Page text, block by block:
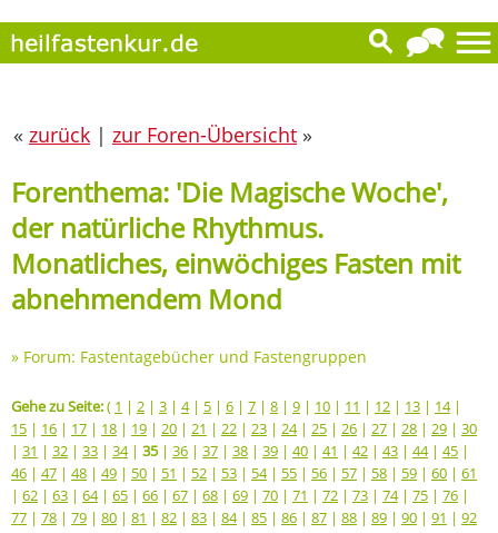
« zurück | zur Foren-Übersicht »
Forenthema: 'Die Magische Woche',
der natürliche Rhythmus.
Monatliches, einwöchiges Fasten mit
abnehmendem Mond
» Forum: Fastentagebücher und Fastengruppen
Gehe zu Seite:( 1 | 2 | 3 | 4| 5 | 6 | 7 | 8 | 9 | 10 | 11 | 12 | 13 | 14|
15 | 16 | 17 | 18 | 19 | 20 | 21 | 22 | 23 | 24| 25 | 26 | 27 | 28 | 29 | 30
| 31 | 32 | 33 | 34| 35| 36 | 37 | 38 | 39 | 40 | 41 | 42 | 43 | 44| 45 |
46 | 47 | 48 | 49 | 50 | 51 | 52 | 53 | 54| 55 | 56 | 57 | 58 | 59 | 60 | 61
| 62 | 63 | 64| 65 | 66 | 67 | 68 | 69 | 70 | 71 | 72 | 73 | 74| 75 | 76 |
77 | 78 | 79 | 80 | 81 | 82 | 83 | 84| 85 | 86 | 87 | 88 | 89 | 90 | 91 | 92